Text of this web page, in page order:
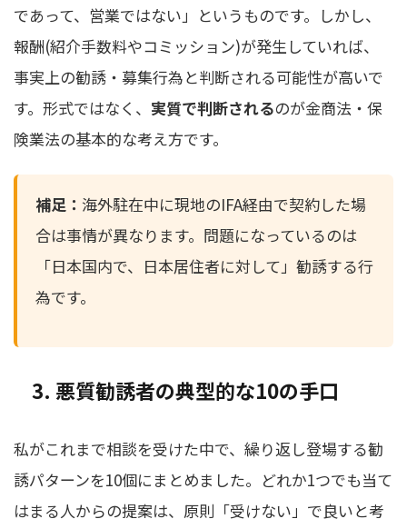
であって、営業ではない」というものです。しかし、
報酬(紹介手数料やコミッション)が発生していれば、
事実上の勧誘・募集行為と判断される可能性が高いで
す。形式ではなく、 実質で判断されるのが金商法・保
険業法の基本的な考え方です。
補足： 海外駐在中に現地のIFA経由で契約した場
合は事情が異なります。問題になっているのは
「日本国内で、日本居住者に対して」勧誘する行
為です。
3. 悪質勧誘者の典型的な10の手口
私がこれまで相談を受けた中で、繰り返し登場する勧
誘パターンを10個にまとめました。どれか1つでも当て
はまる人からの提案は、原則「受けない」で良いと考